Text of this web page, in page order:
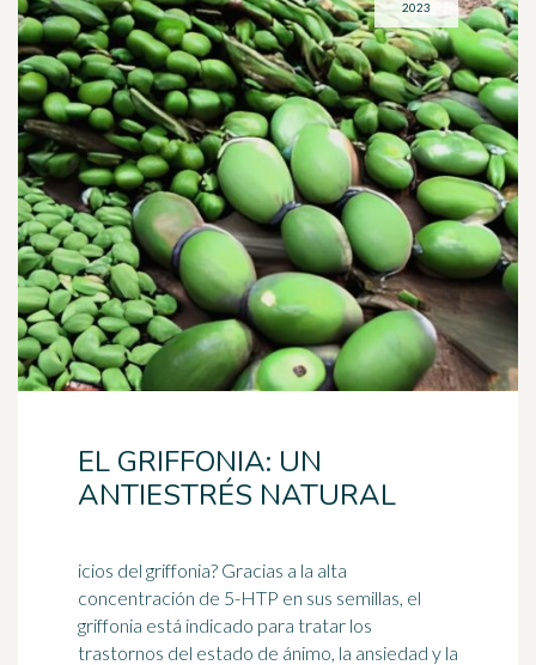
EL GRIFFONIA: UN
ANTIESTRÉS NATURAL
icios del griffonia? Gracias a la alta
concentración de 5-HTP en sus semillas, el
griffonia está indicado para tratar los
trastornos del estado de ánimo, la ansiedad y la
2023